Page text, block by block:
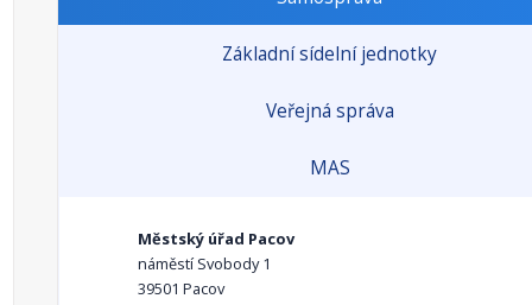
Základní sídelní jednotky
Veřejná správa
MAS
Městský úřad Pacov
náměstí Svobody 1
39501 Pacov